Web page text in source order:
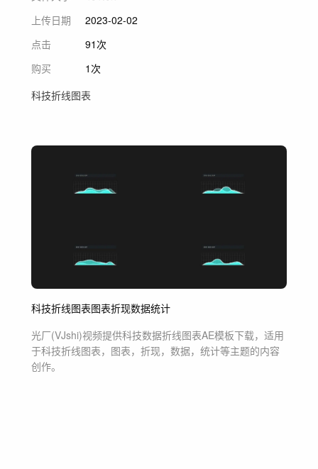
上传日期
2023-02-02
点击
91次
购买
1次
科技折线图表
科技折线图表图表折现数据统计
光厂(VJshi)视频提供科技数据折线图表AE模板下载，适用
于科技折线图表，图表，折现，数据，统计等主题的内容
创作。